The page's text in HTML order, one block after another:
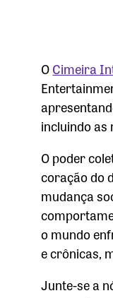
OCimeira
incluindo as
O poder
coração do
mudança
o mundo
e crônicas,
Junte-se a